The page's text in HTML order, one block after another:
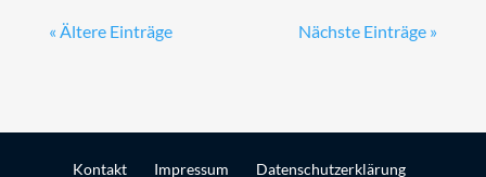
« Ältere Einträge Nächste Einträge »
Kontakt Impressum Datenschutzerklärung